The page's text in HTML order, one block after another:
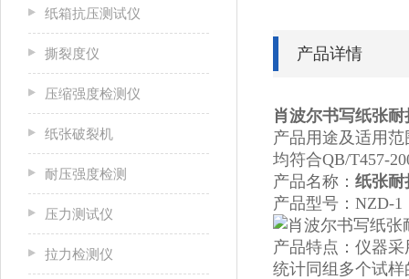
纸箱抗压测试仪
撕裂度仪
压缩强度检测仪
纸张破裂机
耐压强度检测
压力测试仪
拉力检测仪
产品详情
肖波尔书写纸张
产品用途及适用
均符合QB/T457-
产品名称： 纸张耐
产品型号：NZD-1
产品特点：仪器
统计同组多个试